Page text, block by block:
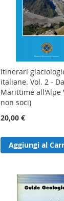
Itinerari
italiane. Vol. 2 -
Marittime all'Alpe
non soci)
20,00 €
Aggiungi al